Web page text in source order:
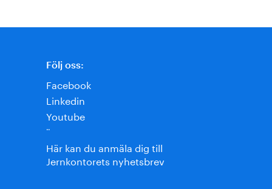
Följ oss:
Facebook
Linkedin
Youtube
¨
Här kan du anmäla dig till
Jernkontorets nyhetsbrev